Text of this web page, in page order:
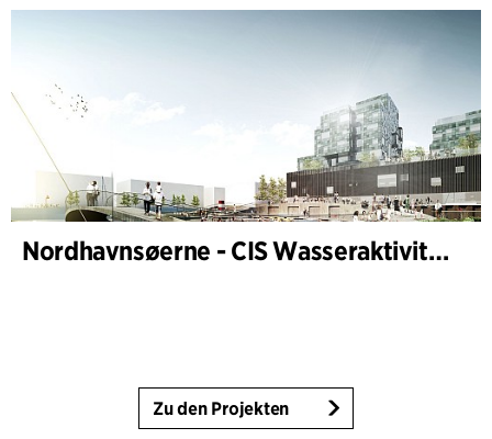
Nordhavnsøerne - CIS Wasseraktivitäten
Zu den Projekten